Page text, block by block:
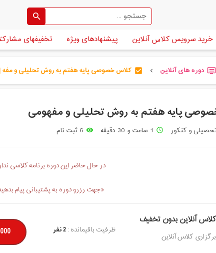
خرید سرویس کلاس آنلاین پیشنهادهای ویژه تخفیفهای
dvr دوره های آنلاین chevron_left
check_box کلاس خصوصی پایه هفتم به روش تحلیلی و مفه
پایه هفتم به روش تحلیلی و مفهومی
و کنکور access_time 1 ساعت و 30 دقیقه remove_red_eye 6 ثبت نام
در حال حاضر این دوره برنامه کلاسی
«جهت رزرو دوره به پشتیبانی پیام
آنلاین بدون تخفیف
کلاس آنلاین
ظرفیت باقیمانده :2 نفر